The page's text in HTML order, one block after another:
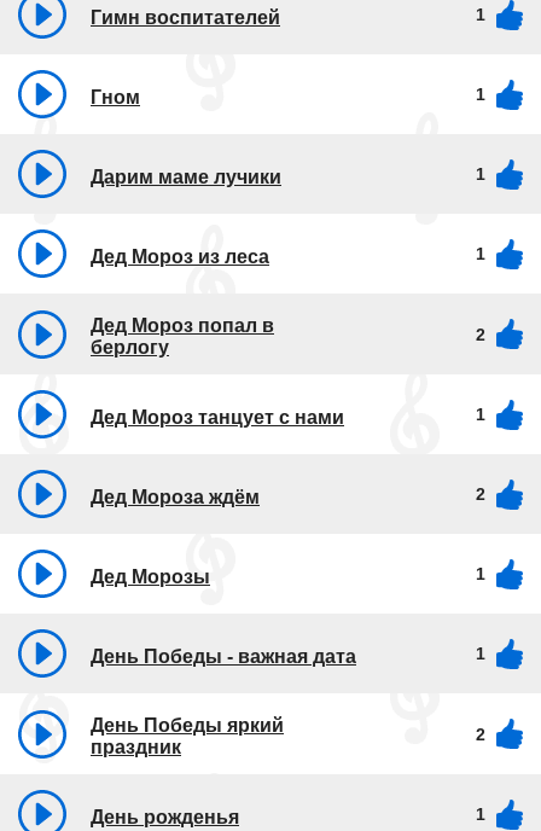
Гимн воспитателей 1
Гном 1
Дарим маме лучики 1
Дед Мороз из леса 1
Дед Мороз попал в
берлогу
2
Дед Мороз танцует с нами 1
Дед Мороза ждём 2
Дед Морозы 1
День Победы - важная дата 1
День Победы яркий
праздник
2
День рожденья 1